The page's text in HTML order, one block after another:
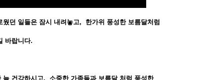
웠던 일들은 잠시 내려놓고, 한가위 풍성한 보름달처럼
바랍니다.
늘 건강하시고, 소중한 가족들과 보름달 처럼 풍성한